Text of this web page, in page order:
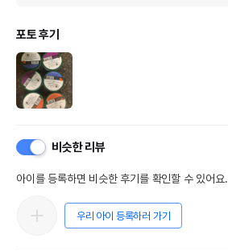
포토 후기
비슷한 리뷰
아이를 등록하면 비슷한 후기를 확인할 수 있어요.
우리 아이 등록하러 가기